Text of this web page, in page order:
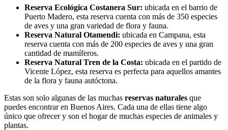
Reserva Ecológica Costanera Sur: ubicada en el barrio de
Puerto Madero, esta reserva cuenta con más de 350 especies
de aves y una gran variedad de flora y fauna.
Reserva Natural Otamendi: ubicada en Campana, esta
reserva cuenta con más de 200 especies de aves y una gran
cantidad de mamíferos.
Reserva Natural Tren de la Costa: ubicada en el partido de
Vicente López, esta reserva es perfecta para aquellos amantes
de la flora y fauna autóctona.
Estas son solo algunas de las muchas reservas naturales que
puedes encontrar en Buenos Aires. Cada una de ellas tiene algo
único que ofrecer y son el hogar de muchas especies de animales y
plantas.